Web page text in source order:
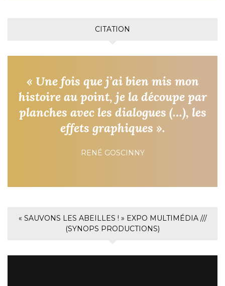
CITATION
« Une fois que j’ai bien mis mon
histoire au point, je la découpe par
planches avec les dialogues (…), les
effets graphiques ».
RENÉ GOSCINNY
« SAUVONS LES ABEILLES ! » EXPO MULTIMÉDIA ///
(SYNOPS PRODUCTIONS)